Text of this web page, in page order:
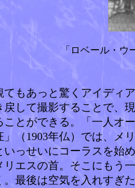
「ロベール・ウ
もあっと驚くアイディ
戻して撮影することで、
ことができる。「一人オ
（1903年仏）では、メ
っせいにコーラスを始
エスの首。そこにもう
最後は空気を入れすぎ